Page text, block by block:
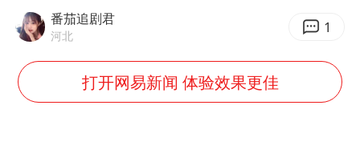
牛津大学一纸声明甩不了锅
网传《披荆斩棘2026》名单
女主硬加吻戏短剧已下架
番茄追剧君
河北 1
打开网易新闻 体验效果更佳